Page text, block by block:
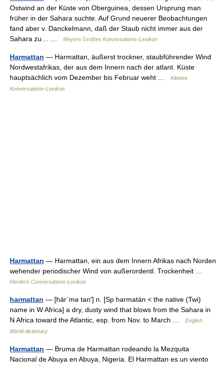
Ostwind an der Küste von Oberguinea, dessen Ursprung man
früher in der Sahara suchte. Auf Grund neuerer Beobachtungen
fand aber v. Danckelmann, daß der Staub nicht immer aus der
Sahara zu… …
Meyers Großes Konversations-Lexikon
Harmattan — Harmattan, äußerst trockner, staubführender Wind
Nordwestafrikas, der aus dem Innern nach der atlant. Küste
hauptsächlich vom Dezember bis Februar weht …
Kleines
Konversations-Lexikon
Harmattan — Harmattan, ein aus dem Innern Afrikas nach Norden
wehender periodischer Wind von außerordentl. Trockenheit …
Herders Conversations-Lexikon
harmattan — [här΄mə tan′] n. [Sp harmatán < the native (Twi)
name in W Africa] a dry, dusty wind that blows from the Sahara in
N Africa toward the Atlantic, esp. from Nov. to March …
English
World dictionary
Harmattan — Bruma de Harmattan rodeando la Mezquita
Nacional de Abuya en Abuya, Nigeria. El Harmattan es un viento